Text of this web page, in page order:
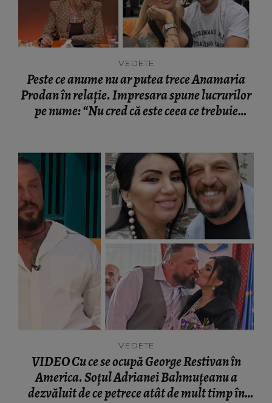
VEDETE
Peste ce anume nu ar putea trece Anamaria
Prodan în relație. Impresara spune lucrurilor
pe nume: “Nu cred că este ceea ce trebuie
VEDETE
VIDEO Cu ce se ocupă George Restivan în
America. Soțul Adrianei Bahmuțeanu a
dezvăluit de ce petrece atât de mult timp în